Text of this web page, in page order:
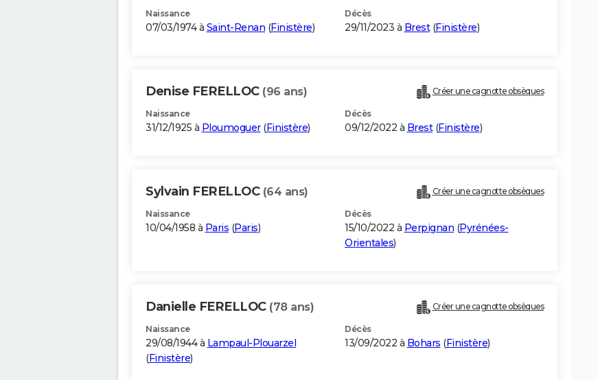
Naissance
07/03/1974 à Saint-Renan (Finistère)
Décès
29/11/2023 à Brest(Finistère)
Denise FERELLOC (96 ans) Créer une cagnotte obsèques
Naissance
31/12/1925 à Ploumoguer(Finistère)
Décès
09/12/2022 à Brest(Finistère)
Sylvain FERELLOC (64 ans) Créer une cagnotte obsèques
Naissance
10/04/1958 à Paris (Paris)
Décès
15/10/2022 à Perpignan (Pyrénées-
Orientales)
Danielle FERELLOC (78 ans) Créer une cagnotte obsèques
Naissance
29/08/1944 à Lampaul-Plouarzel
(Finistère)
Décès
13/09/2022 à Bohars (Finistère)